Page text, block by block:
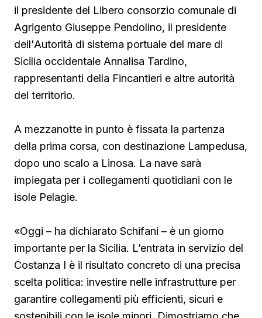
il presidente del Libero consorzio comunale di
Agrigento Giuseppe Pendolino, il presidente
dell'Autorità di sistema portuale del mare di
Sicilia occidentale Annalisa Tardino,
rappresentanti della Fincantieri e altre autorità
del territorio.
A mezzanotte in punto è fissata la partenza
della prima corsa, con destinazione Lampedusa,
dopo uno scalo a Linosa. La nave sarà
impiegata per i collegamenti quotidiani con le
isole Pelagie.
«Oggi – ha dichiarato Schifani – è un giorno
importante per la Sicilia. L’entrata in servizio del
Costanza I è il risultato concreto di una precisa
scelta politica: investire nelle infrastrutture per
garantire collegamenti più efficienti, sicuri e